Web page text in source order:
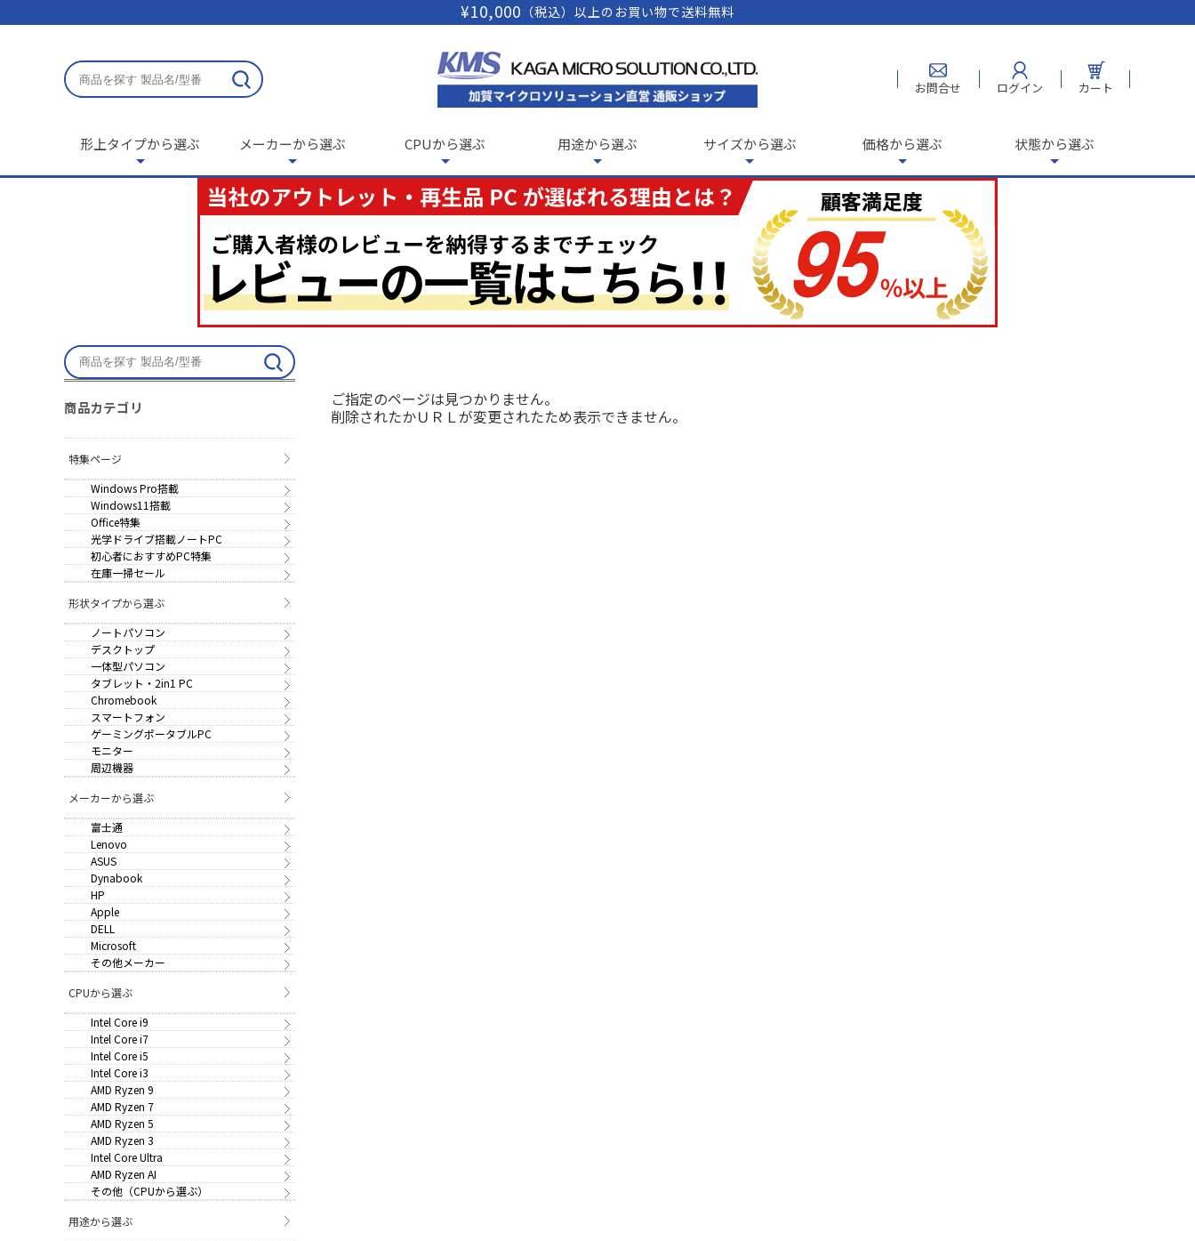
¥10,000 （税込）以上のお買い物で送料無料
お問合せ ログイン カート
形上タイプから選ぶ メーカーから選ぶ CPUから選ぶ 用途から選ぶ サイズから選ぶ 価格から選ぶ 状態から選ぶ
ご指定のページは見つかりません。
削除されたかＵＲＬが変更されたため表示できません。
商品カテゴリ
特集ページ
Windows Pro搭載
Windows11搭載
Office特集
光学ドライブ搭載ノートPC
初心者におすすめPC特集
在庫一掃セール
形状タイプから選ぶ
ノートパソコン
デスクトップ
一体型パソコン
タブレット・2in1 PC
Chromebook
スマートフォン
ゲーミングポータブルPC
モニター
周辺機器
メーカーから選ぶ
富士通
Lenovo
ASUS
Dynabook
HP
Apple
DELL
Microsoft
その他メーカー
CPUから選ぶ
Intel Core i9
Intel Core i7
Intel Core i5
Intel Core i3
AMD Ryzen 9
AMD Ryzen 7
AMD Ryzen 5
AMD Ryzen 3
Intel Core Ultra
AMD Ryzen AI
その他（CPUから選ぶ）
用途から選ぶ